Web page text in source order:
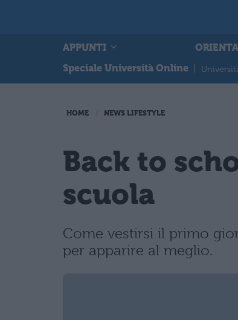
APPUNTI
Speciale Università Online
HOME NEWS LIFESTYLE
Back to
scuola
Come vestirsi il primo
per apparire al meglio.